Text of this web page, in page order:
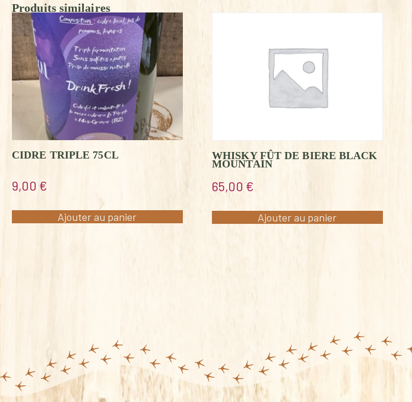
Produits similaires
CIDRE TRIPLE 75CL
9,00 €
Ajouter au panier
WHISKY FÛT DE BIERE BLACK
MOUNTAIN
65,00 €
Ajouter au panier